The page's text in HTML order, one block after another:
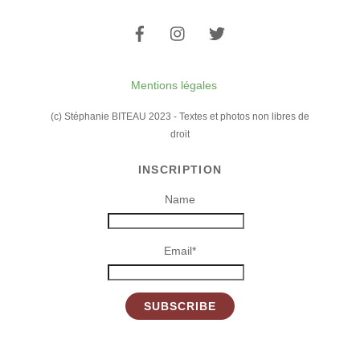
Top
Mentions légales
(c) Stéphanie BITEAU 2023 - Textes et photos non libres de
droit
INSCRIPTION
Name
Email*